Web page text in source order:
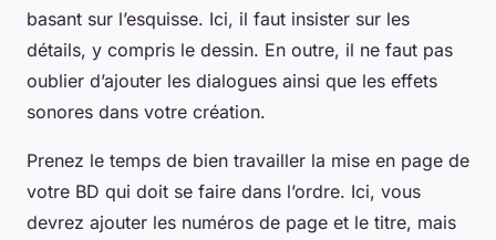
basant sur l’esquisse. Ici, il faut insister sur les
détails, y compris le dessin. En outre, il ne faut pas
oublier d’ajouter les dialogues ainsi que les effets
sonores dans votre création.
Prenez le temps de bien travailler la mise en page de
votre BD qui doit se faire dans l’ordre. Ici, vous
devrez ajouter les numéros de page et le titre, mais